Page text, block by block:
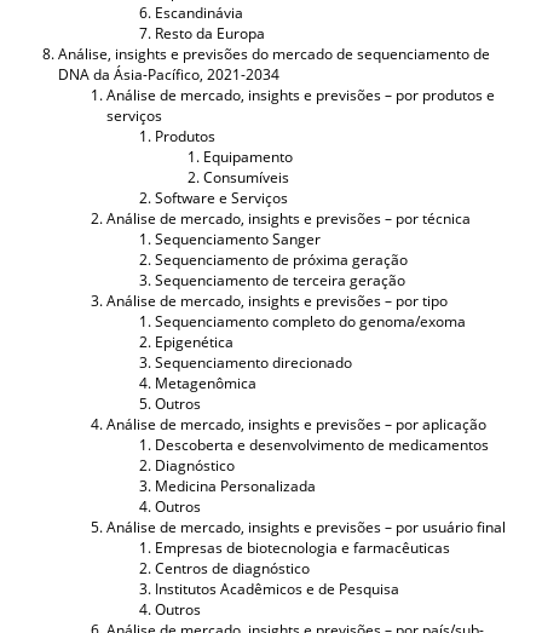
Escandinávia
Resto da Europa
Análise, insights e previsões do mercado de sequenciamento de
DNA da Ásia-Pacífico, 2021-2034
Análise de mercado, insights e previsões – por produtos e
serviços
Produtos
Equipamento
Consumíveis
Software e Serviços
Análise de mercado, insights e previsões – por técnica
Sequenciamento Sanger
Sequenciamento de próxima geração
Sequenciamento de terceira geração
Análise de mercado, insights e previsões – por tipo
Sequenciamento completo do genoma/exoma
Epigenética
Sequenciamento direcionado
Metagenômica
Outros
Análise de mercado, insights e previsões – por aplicação
Descoberta e desenvolvimento de medicamentos
Diagnóstico
Medicina Personalizada
Outros
Análise de mercado, insights e previsões – por usuário final
Empresas de biotecnologia e farmacêuticas
Centros de diagnóstico
Institutos Acadêmicos e de Pesquisa
Outros